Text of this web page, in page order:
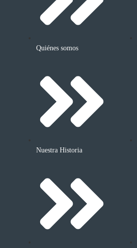
Quiénes somos
Nuestra Historia